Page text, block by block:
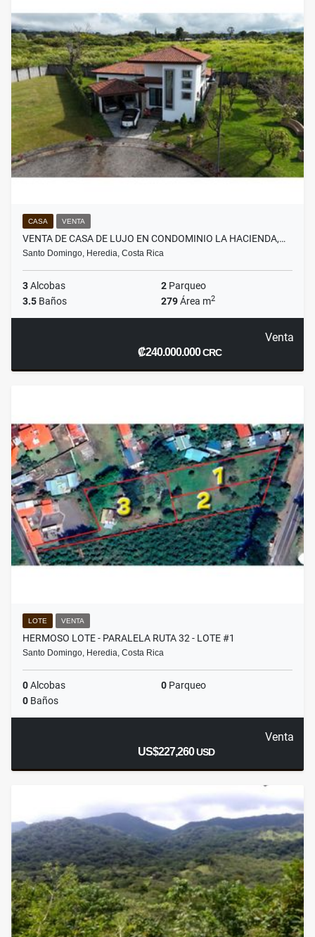
CASA VENTA
VENTA DE CASA DE LUJO EN CONDOMINIO LA HACIENDA,…
Santo Domingo, Heredia, Costa Rica
3Alcobas 2 Parqueo
3.5 Baños 279Área m2
Venta
₡240.000.000CRC
LOTE VENTA
HERMOSO LOTE - PARALELA RUTA 32 - LOTE #1
Santo Domingo, Heredia, Costa Rica
0Alcobas 0 Parqueo
0 Baños
Venta
US$227,260USD